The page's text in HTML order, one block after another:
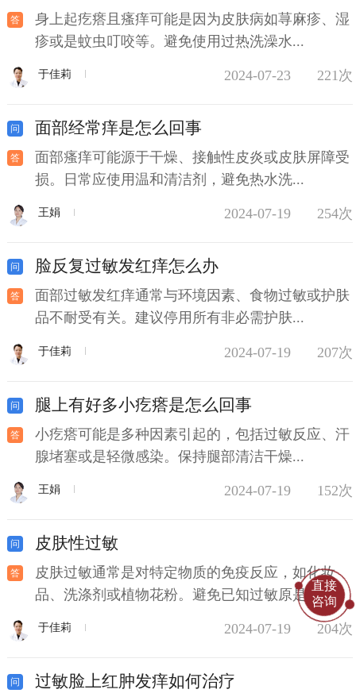
身上起疙瘩且瘙痒可能是因为皮肤病如荨麻疹、湿
疹或是蚊虫叮咬等。避免使用过热洗澡水...
于佳莉 2024-07-23 221次
面部经常痒是怎么回事
面部瘙痒可能源于干燥、接触性皮炎或皮肤屏障受
损。日常应使用温和清洁剂，避免热水洗...
王娟 2024-07-19 254次
脸反复过敏发红痒怎么办
面部过敏发红痒通常与环境因素、食物过敏或护肤
品不耐受有关。建议停用所有非必需护肤...
于佳莉 2024-07-19 207次
腿上有好多小疙瘩是怎么回事
小疙瘩可能是多种因素引起的，包括过敏反应、汗
腺堵塞或是轻微感染。保持腿部清洁干燥...
王娟 2024-07-19 152次
皮肤性过敏
皮肤过敏通常是对特定物质的免疫反应，如化妆
品、洗涤剂或植物花粉。避免已知过敏原是...
于佳莉 2024-07-19 204次
过敏脸上红肿发痒如何治疗
直接
咨询